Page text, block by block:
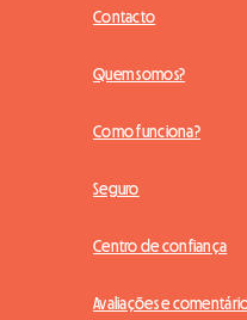
Contacto
Quem somos?
Como funciona?
Seguro
Centro de confiança
Avaliações e